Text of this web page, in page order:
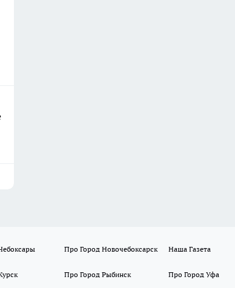
Про Город Новочебоксарск Наша Газета
Про Город Рыбинск Про Город Уфа